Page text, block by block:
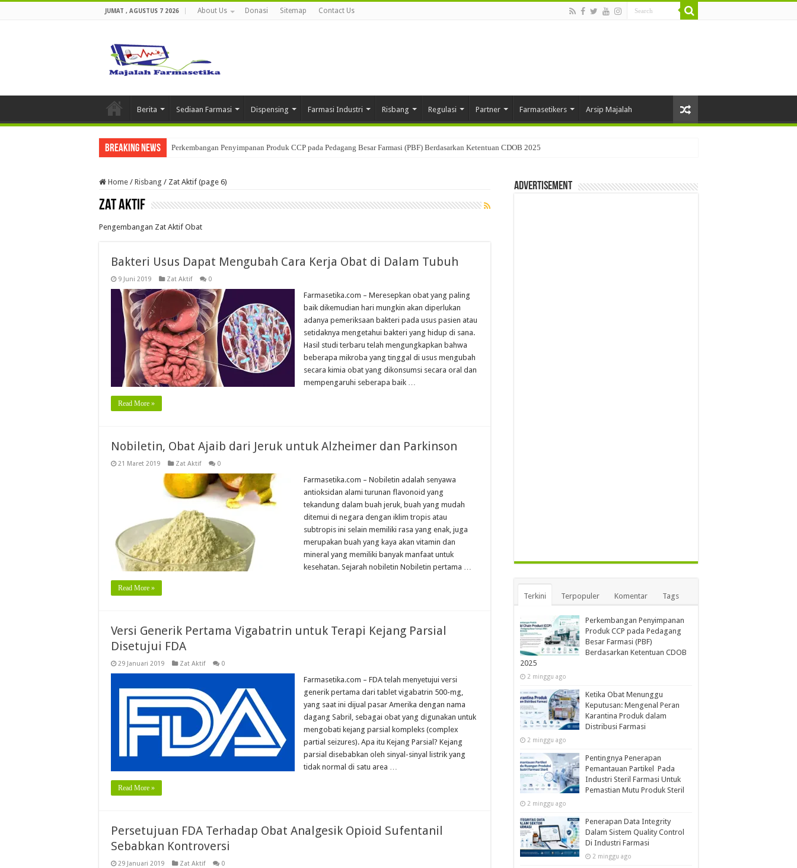
JUMAT , AGUSTUS 7 2026 About Us Donasi Sitemap Contact Us
Berita Sediaan Farmasi Dispensing Farmasi Industri Risbang Regulasi Partner Farmasetikers Arsip Majalah
Breaking News Perkembangan Penyimpanan Produk CCP pada Pedagang Besar Farmasi (PBF) Berdasarkan Ketentuan CDOB 2025
Home / Risbang / Zat Aktif (page 6)
Zat Aktif
Pengembangan Zat Aktif Obat
Bakteri Usus Dapat Mengubah Cara Kerja Obat di Dalam Tubuh
9 Juni 2019 Zat Aktif 0
Farmasetika.com – Meresepkan obat yang paling
baik dikemudian hari mungkin akan diperlukan
adanya pemeriksaan bakteri pada usus pasien atau
setidaknya mengetahui bakteri yang hidup di sana.
Hasil studi terbaru telah mengungkapkan bahwa
beberapa mikroba yang tinggal di usus mengubah
secara kimia obat yang dikonsumsi secara oral dan
mempengaruhi seberapa baik …
Read More »
Nobiletin, Obat Ajaib dari Jeruk untuk Alzheimer dan Parkinson
21 Maret 2019 Zat Aktif 0
Farmasetika.com – Nobiletin adalah senyawa
antioksidan alami turunan flavonoid yang
tekandung dalam buah jeruk, buah yang mudah
ditemui di negara dengan iklim tropis atau
subtropis ini selain memiliki rasa yang enak, juga
merupakan buah yang kaya akan vitamin dan
mineral yang memiliki banyak manfaat untuk
kesehatan. Sejarah nobiletin Nobiletin pertama …
Read More »
Versi Generik Pertama Vigabatrin untuk Terapi Kejang Parsial
Disetujui FDA
29 Januari 2019 Zat Aktif 0
Farmasetika.com – FDA telah menyetujui versi
generik pertama dari tablet vigabatrin 500-mg,
yang saat ini dijual pasar Amerika dengan nama
dagang Sabril, sebagai obat yang digunakan untuk
mengobati kejang parsial kompleks (complex
partial seizures). Apa itu Kejang Parsial? Kejang
parsial disebabkan oleh sinyal-sinyal list­­­rik yang
tidak normal di satu area …
Read More »
Persetujuan FDA Terhadap Obat Analgesik Opioid Sufentanil
Sebabkan Kontroversi
29 Januari 2019 Zat Aktif 0
Advertisement
Terkini Terpopuler Komentar Tags
Perkembangan Penyimpanan
Produk CCP pada Pedagang
Besar Farmasi (PBF)
Berdasarkan Ketentuan CDOB
2025
2 minggu ago
Ketika Obat Menunggu
Keputusan: Mengenal Peran
Karantina Produk dalam
Distribusi Farmasi
2 minggu ago
Pentingnya Penerapan
Pemantauan Partikel Pada
Industri Steril Farmasi Untuk
Pemastian Mutu Produk Steril
2 minggu ago
Penerapan Data Integrity
Dalam Sistem Quality Control
Di Industri Farmasi
2 minggu ago